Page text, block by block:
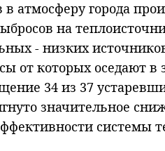
атмосферу города
на
- низких
от которых оседают
34 из 37
значительное
системы